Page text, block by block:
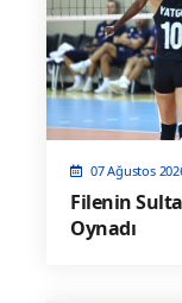
07 Ağustos
Filenin
Oynadı